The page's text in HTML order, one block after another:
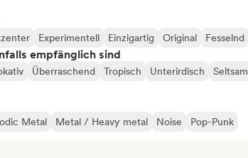
Experimentell Einzigartig Original Fesselnd
empfänglich sind
Überraschend Tropisch Unterirdisch Seltsam
Metal Metal / Heavy metal Noise Pop-Punk